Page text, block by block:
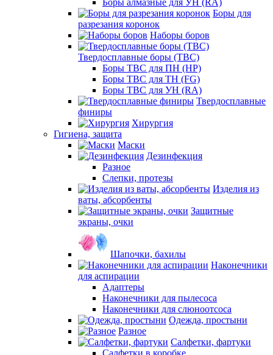
Боры алмазные для УН (RA)
Боры для
разрезания коронок
Наборы боров
Твердосплавные боры (ТВС)
Боры ТВС для ПН (HP)
Боры ТВС для ТН (FG)
Боры ТВС для УН (RA)
Твердосплавные
финиры
Хирургия
Гигиена, защита
Маски
Дезинфекция
Разное
Слепки, протезы
Изделия из
ваты, абсорбенты
Защитные
экраны, очки
Шапочки, бахилы
Наконечники
для аспирации
Адаптеры
Наконечники для пылесоса
Наконечники для слюноотсоса
Одежда, простыни
Разное
Салфетки, фартуки
Салфетки в коробке